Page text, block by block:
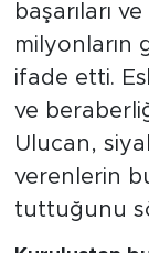
başarıları
milyonların
ifade etti.
ve
Ulucan,
verenlerin
tuttuğunu